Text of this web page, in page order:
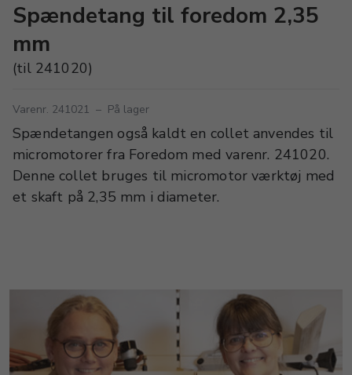
Spændetang til foredom 2,35
mm
(til 241020)
Varenr. 241021 – På lager
Spændetangen også kaldt en collet anvendes til
micromotorer fra Foredom med varenr. 241020.
Denne collet bruges til micromotor værktøj med
et skaft på 2,35 mm i diameter.